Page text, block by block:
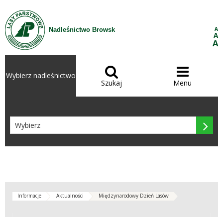
Przejdź do treści
Nadleśnictwo Browsk A
A
A
Wybierz nadleśnictwo 
Szukaj

Menu

Informacje Aktualności Międzynarodowy Dzień Lasów